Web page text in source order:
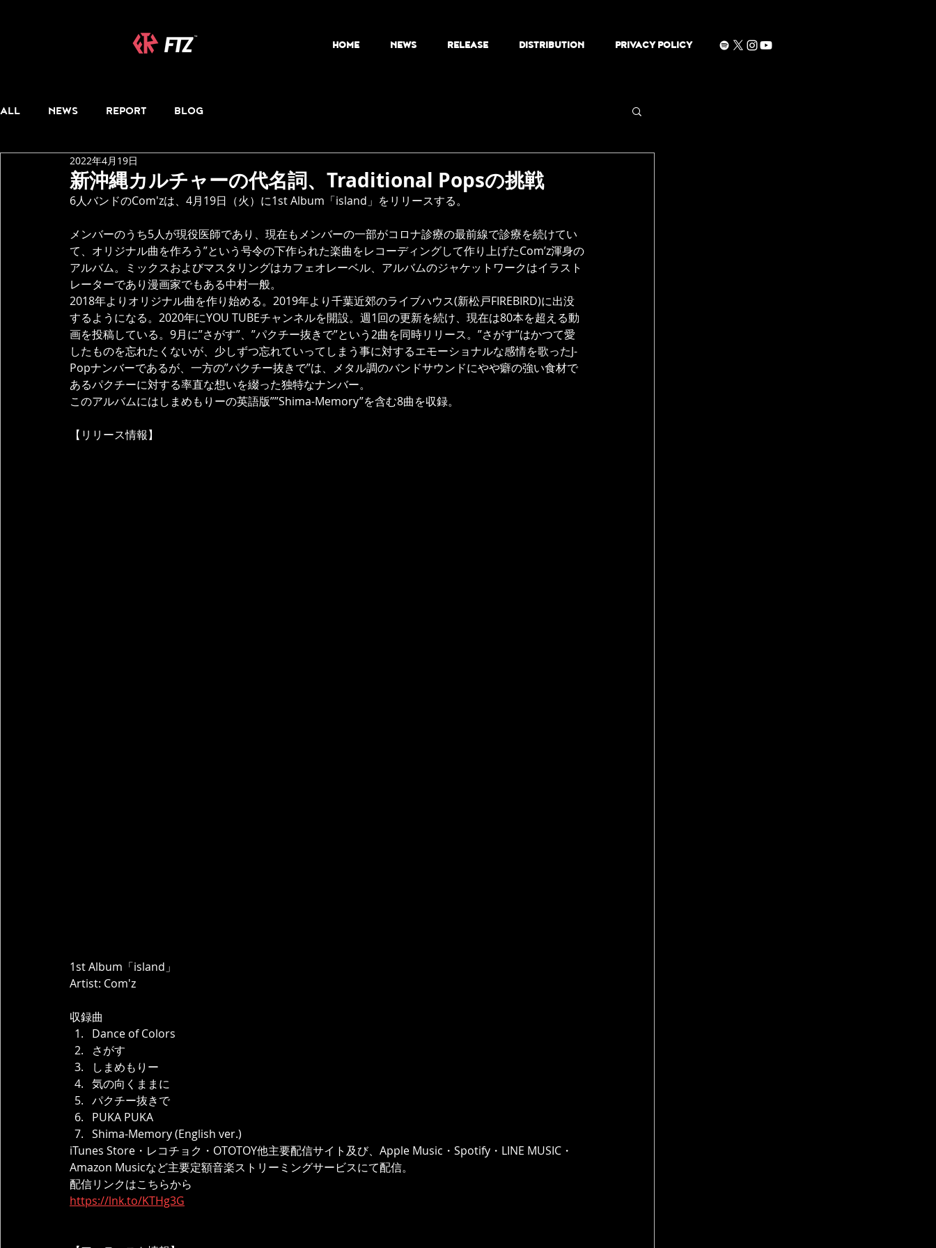
HOME NEWS RELEASE DISTRIBUTION PRIVACY POLICY
ALL NEWS REPORT BLOG
新沖縄カルチャーの代名詞、Traditional Popsの挑戦
2022年4月19日
6人バンドのCom'zは、4月19日（火）に1st Album「island」をリリースする。
メンバーのうち5人が現役医師であり、現在もメンバーの一部がコロナ診療の最前線で診療を続けてい
て、オリジナル曲を作ろう”という号令の下作られた楽曲をレコーディングして作り上げたCom’z渾身の
アルバム。ミックスおよびマスタリングはカフェオレーベル、アルバムのジャケットワークはイラスト
レーターであり漫画家でもある中村一般。
2018年よりオリジナル曲を作り始める。2019年より千葉近郊のライブハウス(新松戸FIREBIRD)に出没
するようになる。2020年にYOU TUBEチャンネルを開設。週1回の更新を続け、現在は80本を超える動
画を投稿している。9月に”さがす”、”パクチー抜きで”という2曲を同時リリース。”さがす”はかつて愛
したものを忘れたくないが、少しずつ忘れていってしまう事に対するエモーショナルな感情を歌ったJ-
Popナンバーであるが、一方の”パクチー抜きで”は、メタル調のバンドサウンドにやや癖の強い食材で
あるパクチーに対する率直な想いを綴った独特なナンバー。
このアルバムにはしまめもりーの英語版””Shima-Memory”を含む8曲を収録。
【リリース情報】
1st Album「island」
Artist: Com'z
収録曲
Dance of Colors
さがす
しまめもりー
気の向くままに
パクチー抜きで
PUKA PUKA
Shima-Memory (English ver.)
iTunes Store・レコチョク・OTOTOY他主要配信サイト及び、Apple Music・Spotify・LINE MUSIC・
Amazon Musicなど主要定額音楽ストリーミングサービスにて配信。
配信リンクはこちらから
https://lnk.to/KTHg3G